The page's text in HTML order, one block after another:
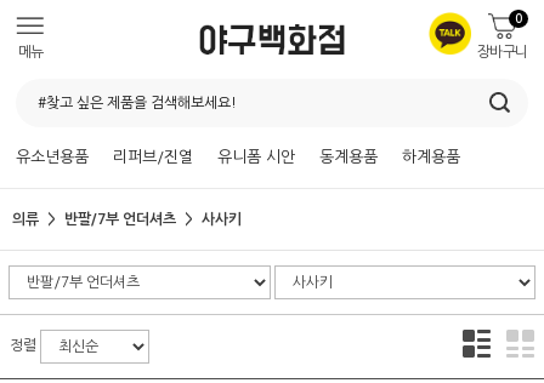
메뉴 장바구니
0
유소년용품 리퍼브/진열 유니폼 시안 동계용품 하계용품
의류 반팔/7부 언더셔츠 사사키
정렬